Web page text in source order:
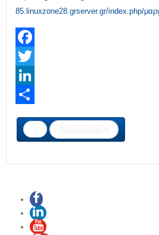
85.linuxzone28.grserver.gr/index.php/
Facebook
Twitter
LinkedIn
Προηγούμενο